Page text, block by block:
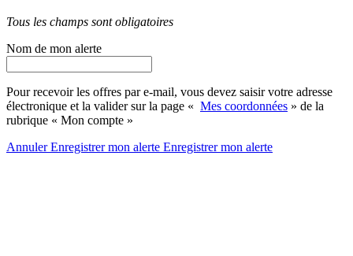
Tous les champs sont obligatoires
Nom de mon alerte
Pour recevoir les offres par e-mail, vous devez saisir votre adresse
électronique et la valider sur la page « Mes coordonnées » de la
rubrique « Mon compte »
AnnulerEnregistrer mon alerte Enregistrermon alerte